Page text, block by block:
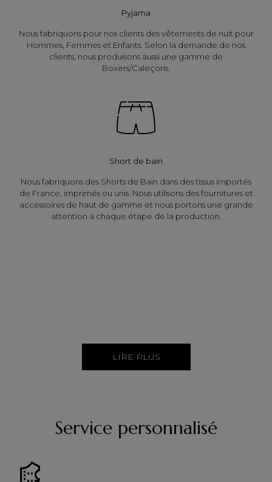
Pyjama
Nous fabriquons pour nos clients des vêtements de nuit pour
Hommes, Femmes et Enfants. Selon la demande de nos
clients, nous produisons aussi une gamme de
Boxers/Caleçons.
Short de bain
Nous fabriquons des Shorts de Bain dans des tissus importés
de France, imprimés ou unis. Nous utilisons des fournitures et
accessoires de haut de gamme et nous portons une grande
attention à chaque étape de la production.
LIRE PLUS
Service personnalisé